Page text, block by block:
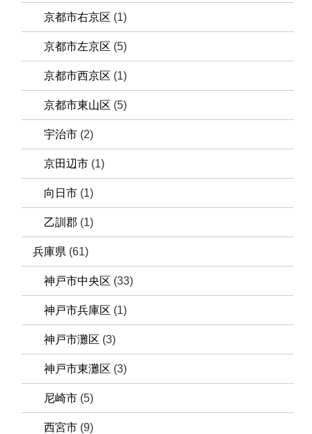
京都市右京区 (1)
京都市左京区 (5)
京都市西京区 (1)
京都市東山区 (5)
宇治市 (2)
京田辺市 (1)
向日市 (1)
乙訓郡 (1)
兵庫県 (61)
神戸市中央区 (33)
神戸市兵庫区 (1)
神戸市灘区 (3)
神戸市東灘区 (3)
尼崎市 (5)
西宮市 (9)